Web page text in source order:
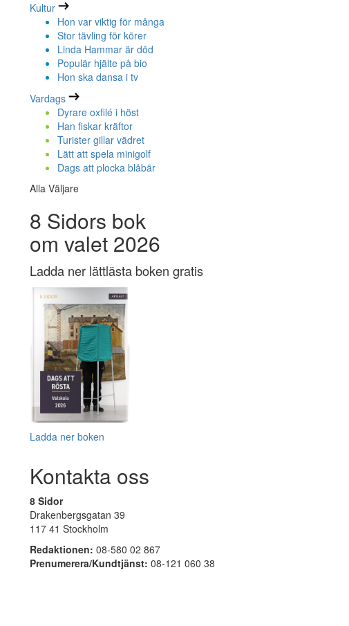
Kultur
Hon var viktig för många
Stor tävling för körer
Linda Hammar är död
Populär hjälte på bio
Hon ska dansa i tv
Vardags
Dyrare oxfilé i höst
Han fiskar kräftor
Turister gillar vädret
Lätt att spela minigolf
Dags att plocka blåbär
Alla Väljare
8 Sidors bok
om valet 2026
Ladda ner lättlästa boken gratis
Ladda ner boken
Kontakta oss
8 Sidor
Drakenbergsgatan 39
117 41 Stockholm
Redaktionen: 08-580 02 867
Prenumerera/Kundtjänst: 08-121 060 38